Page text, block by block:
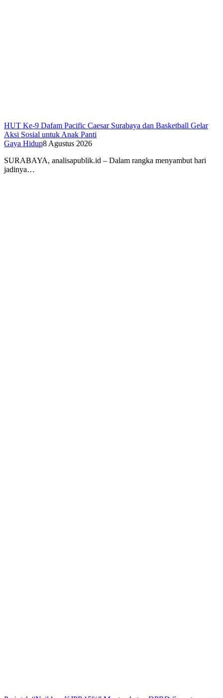
HUT Ke-9 Dafam Pacific Caesar Surabaya dan Basketball Gelar
Aksi Sosial untuk Anak Panti
Gaya Hidup8 Agustus 2026
SURABAYA, analisapublik.id – Dalam rangka menyambut hari
jadinya…